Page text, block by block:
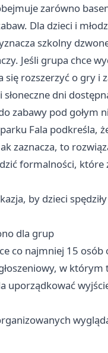
zarówno
Dla dzieci i
szkolny
Jeśli grupa chce
rozszerzyć o gry i
dni
zabawy pod gołym
Fala podkreśla,
zaznacza, to
formalności,
by dzieci
dla grup
co najmniej 15 osób
w
uporządkować